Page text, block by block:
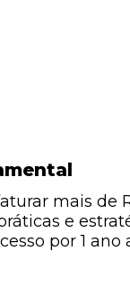
mais de
e
por 1 ano